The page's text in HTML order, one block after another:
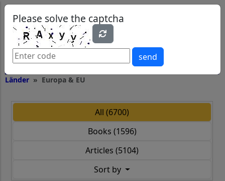
Please solve the captcha
send
Länder Europa & EU
All (6700)
Books (1596)
Articles (5104)
Sort by